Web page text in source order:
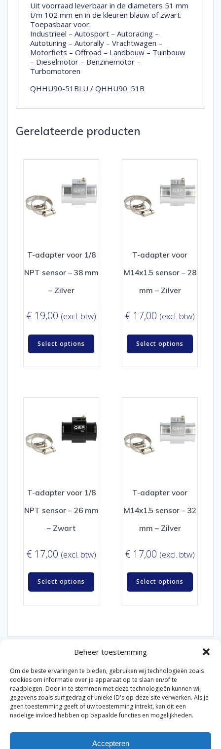
Beheer toestemming
Om de beste ervaringen te bieden, gebruiken wij technologieën zoals
cookies om informatie over je apparaat op te slaan en/of te
raadplegen. Door in te stemmen met deze technologieën kunnen wij
gegevens zoals surfgedrag of unieke ID's op deze site verwerken. Als je
geen toestemming geeft of uw toestemming intrekt, kan dit een
nadelige invloed hebben op bepaalde functies en mogelijkheden.
Accepteren
Uit voorraad leverbaar in de diameters 51 mm
t/m 102 mm en in de kleuren blauw of zwart.
Toepasbaar voor:
Industrieel – Autosport – Autoracing –
Autotuning – Autorally – Vrachtwagen –
Motorfiets – Offroad – Landbouw – Tuinbouw
– Dieselmotor – Benzinemotor –
Turbomotoren
QHHU90-51BLU / QHHU90_51B
Gerelateerde producten
T-adapter voor 1/8
NPT sensor – 38 mm
– Zilver
€ 19,00 (excl. btw)
Select options
T-adapter voor
M14x1.5 sensor – 28
mm – Zilver
€ 17,00 (excl. btw)
Select options
T-adapter voor 1/8
NPT sensor – 26 mm
– Zwart
€ 17,00 (excl. btw)
Select options
T-adapter voor
M14x1.5 sensor – 32
mm – Zilver
€ 17,00 (excl. btw)
Select options
© 2026 Van der Bel Las en Radiateurenbedrijf.
Privacyverklaring|Cookiebeleid|Retourbeleid|
Algemene voorwaarden voor consumenten